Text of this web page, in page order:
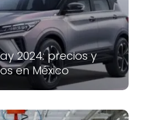
2024: precios y
en México